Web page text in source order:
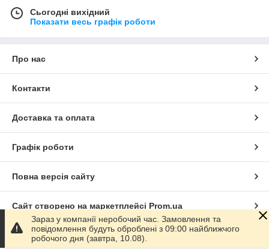
Сьогодні вихідний
Показати весь графік роботи
Про нас
Контакти
Доставка та оплата
Графік роботи
Повна версія сайту
Сайт створено на маркетплейсі Prom.ua
Політика конфіденційності
Зараз у компанії неробочий час. Замовлення та
повідомлення будуть оброблені з 09:00 найближчого
робочого дня (завтра, 10.08).